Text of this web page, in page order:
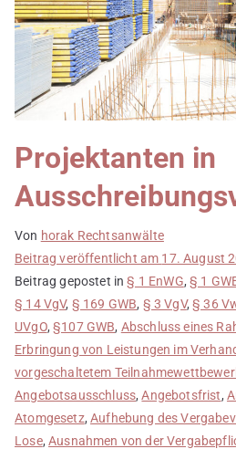
Projektanten in
Von horak Rechtsanwälte
Beitrag veröffentlicht am 17. August
Beitrag gepostet in§ 1 EnWG,§ 1
§ 14 VgV, § 169 GWB, § 3 VgV,§ 36
UVgO,§107 GWB, Abschluss eines
Erbringung von Leistungen im
vorgeschaltetem
Angebotsausschluss,Angebotsfrist,
Atomgesetz,Aufhebung des
Lose,Ausnahmen von der